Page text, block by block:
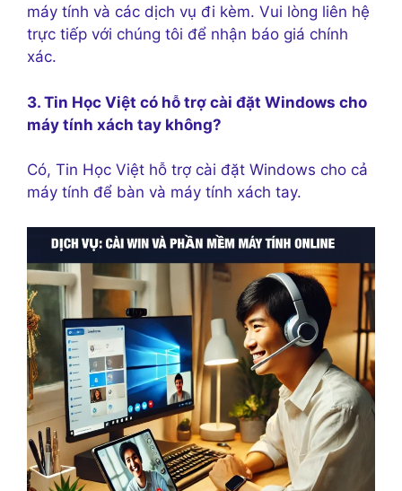
máy tính và các dịch vụ đi kèm. Vui lòng liên hệ
trực tiếp với chúng tôi để nhận báo giá chính
xác.
3. Tin Học Việt có hỗ trợ cài đặt Windows cho
máy tính xách tay không?
Có, Tin Học Việt hỗ trợ cài đặt Windows cho cả
máy tính để bàn và máy tính xách tay.